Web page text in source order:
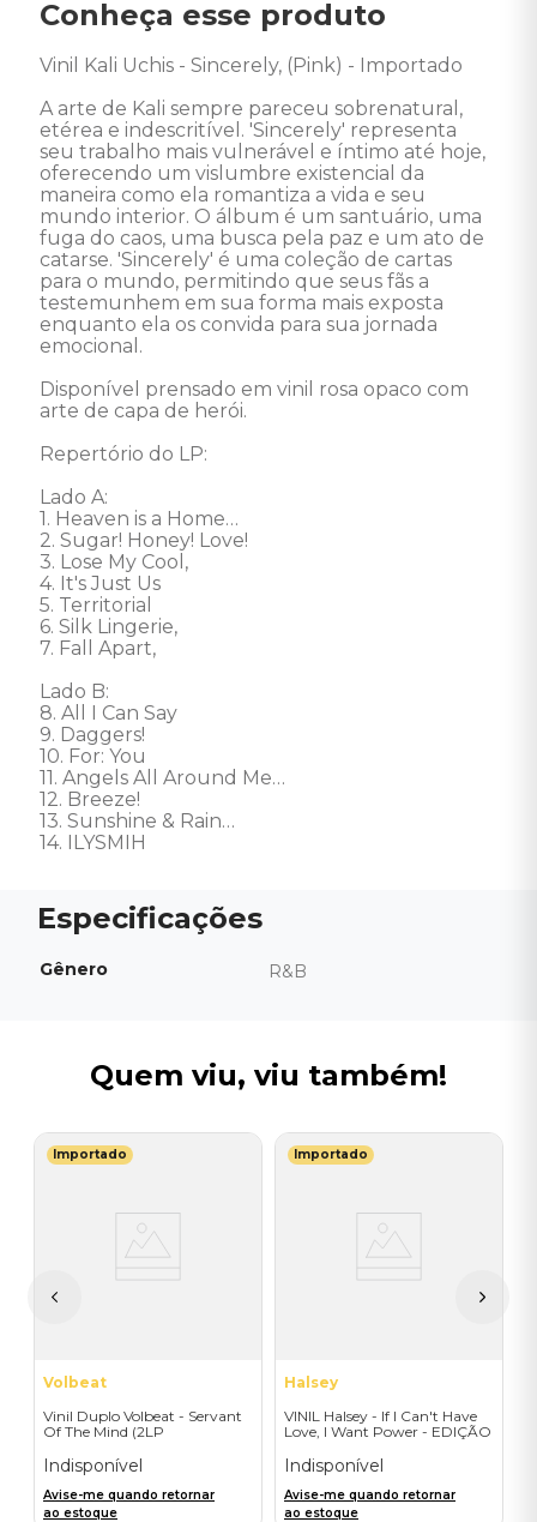
Conheça esse produto
Vinil Kali Uchis - Sincerely, (Pink) - Importado
A arte de Kali sempre pareceu sobrenatural,
etérea e indescritível. 'Sincerely' representa
seu trabalho mais vulnerável e íntimo até hoje,
oferecendo um vislumbre existencial da
maneira como ela romantiza a vida e seu
mundo interior. O álbum é um santuário, uma
fuga do caos, uma busca pela paz e um ato de
catarse. 'Sincerely' é uma coleção de cartas
para o mundo, permitindo que seus fãs a
testemunhem em sua forma mais exposta
enquanto ela os convida para sua jornada
emocional.
Disponível prensado em vinil rosa opaco com
arte de capa de herói.
Repertório do LP:
Lado A:
1. Heaven is a Home…
2. Sugar! Honey! Love!
3. Lose My Cool,
4. It's Just Us
5. Territorial
6. Silk Lingerie,
7. Fall Apart,
Lado B:
8. All I Can Say
9. Daggers!
10. For: You
11. Angels All Around Me…
12. Breeze!
13. Sunshine & Rain…
14. ILYSMIH
Gênero R&B
Quem viu, viu também!
Importado
Volbeat
Vinil Duplo Volbeat - Servant
Of The Mind (2LP
Importado
Indisponível
Avise-me quando retornar
ao estoque
Importado
Halsey
VINIL Halsey - If I Can't Have
Love, I Want Power - EDIÇÃO
TRANSPARENT ORANGE
Indisponível
Avise-me quando retornar
ao estoque